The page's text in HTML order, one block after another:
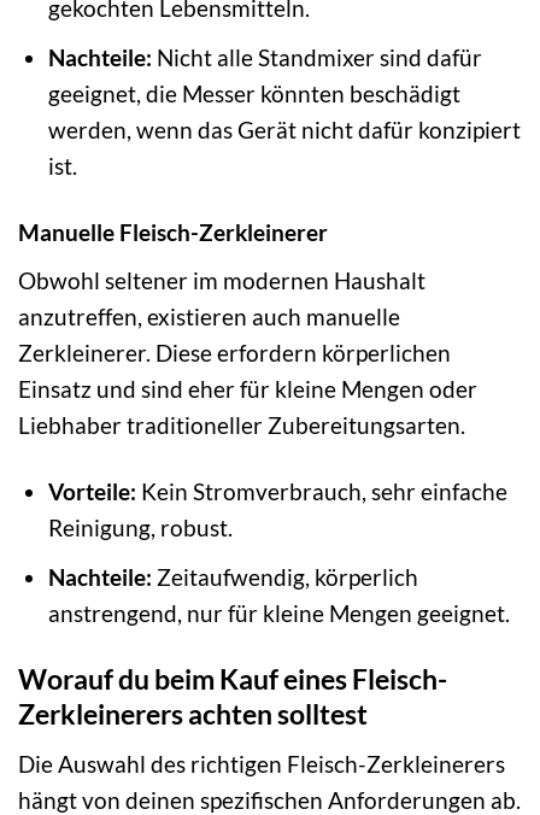
gekochten Lebensmitteln.
Nachteile: Nicht alle Standmixer sind dafür
geeignet, die Messer könnten beschädigt
werden, wenn das Gerät nicht dafür konzipiert
ist.
Manuelle Fleisch-Zerkleinerer
Obwohl seltener im modernen Haushalt
anzutreffen, existieren auch manuelle
Zerkleinerer. Diese erfordern körperlichen
Einsatz und sind eher für kleine Mengen oder
Liebhaber traditioneller Zubereitungsarten.
Vorteile: Kein Stromverbrauch, sehr einfache
Reinigung, robust.
Nachteile: Zeitaufwendig, körperlich
anstrengend, nur für kleine Mengen geeignet.
Worauf du beim Kauf eines Fleisch-
Zerkleinerers achten solltest
Die Auswahl des richtigen Fleisch-Zerkleinerers
hängt von deinen spezifischen Anforderungen ab.